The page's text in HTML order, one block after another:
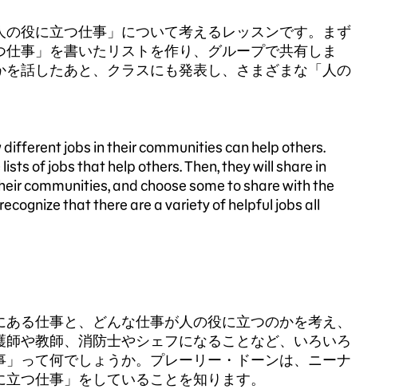
役に立つ仕事」について考えるレッスンです。まず
事」を書いたリストを作り、グループで共有しま
話したあと、クラスにも発表し、さまざまな「人の
jobs in their communities can help others.
of jobs that help others. Then, they will share in
communities, and choose some to share with the
that there are a variety of helpful jobs all
る仕事と、どんな仕事が人の役に立つのかを考え、
や教師、消防士やシェフになることなど、いろいろ
って何でしょうか。プレーリー・ドーンは、ニーナ
つ仕事」をしていることを知ります。